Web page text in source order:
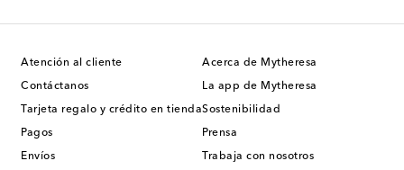
Atención al cliente
Contáctanos
Tarjeta regalo y crédito en tienda
Pagos
Envíos
Acerca de Mytheresa
La app de Mytheresa
Sostenibilidad
Prensa
Trabaja con nosotros